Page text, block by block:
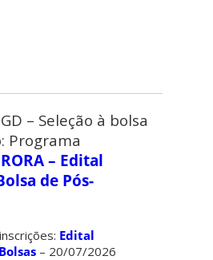
– Seleção à bolsa
Programa
– Edital
de Pós-
Edital
– 20/07/2026